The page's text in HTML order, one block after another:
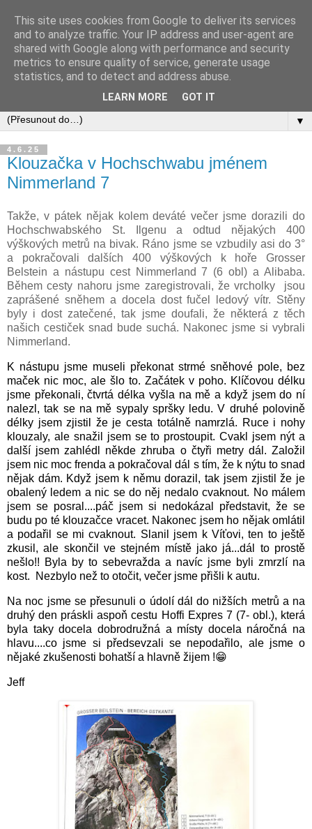
▼
4.6.25
Klouzačka v Hochschwabu jménem
Nimmerland 7
Takže, v pátek nějak kolem deváté večer jsme dorazili do
Hochschwabského St. Ilgenu a odtud nějakých 400
výškových metrů na bivak. Ráno jsme se vzbudily asi do 3°
a pokračovali dalších 400 výškových k hoře Grosser
Belstein a nástupu cest Nimmerland 7 (6 obl) a Alibaba.
Během cesty nahoru jsme zaregistrovali, že vrcholky jsou
zaprášené sněhem a docela dost fučel ledový vítr. Stěny
byly i dost zatečené, tak jsme doufali, že některá z těch
našich cestiček snad bude suchá. Nakonec jsme si vybrali
Nimmerland.
K nástupu jsme museli překonat strmé sněhové pole, bez
maček nic moc, ale šlo to. Začátek v poho. Klíčovou délku
jsme překonali, čtvrtá délka vyšla na mě a když jsem do ní
nalezl, tak se na mě sypaly spršky ledu. V druhé polovině
délky jsem zjistil že je cesta totálně namrzlá. Ruce i nohy
klouzaly, ale snažil jsem se to prostoupit. Cvakl jsem nýt a
další jsem zahlédl někde zhruba o čtyři metry dál. Založil
jsem nic moc frenda a pokračoval dál s tím, že k nýtu to snad
nějak dám. Když jsem k němu dorazil, tak jsem zjistil že je
obalený ledem a nic se do něj nedalo cvaknout. No málem
jsem se posral....páč jsem si nedokázal představit, že se
budu po té klouzačce vracet. Nakonec jsem ho nějak omlátil
a podařil se mi cvaknout. Slanil jsem k Víťovi, ten to ještě
zkusil, ale skončil ve stejném místě jako já...dál to prostě
nešlo!! Byla by to sebevražda a navíc jsme byli zmrzlí na
kost. Nezbylo než to otočit, večer jsme přišli k autu.
Na noc jsme se přesunuli o údolí dál do nižších metrů a na
druhý den práskli aspoň cestu Hoffi Expres 7 (7- obl.), která
byla taky docela dobrodružná a místy docela náročná na
hlavu....co jsme si předsevzali se nepodařilo, ale jsme o
nějaké zkušenosti bohatší a hlavně žijem !😁
Jeff
This site uses cookies from Google to deliver its services
and to analyze traffic. Your IP address and user-agent are
shared with Google along with performance and security
metrics to ensure quality of service, generate usage
statistics, and to detect and address abuse.
LEARN MORE GOT IT